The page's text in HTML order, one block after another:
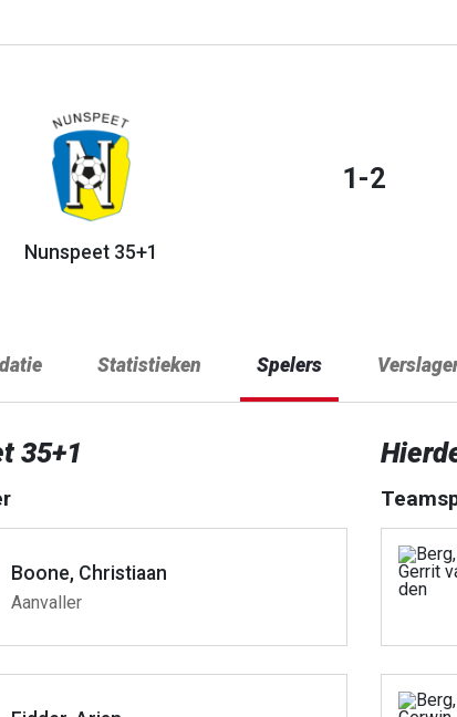
Nunspeet 35+1
1-2
Statistieken Spelers
35+1
Boone, Christiaan
Aanvaller